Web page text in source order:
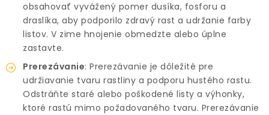
obsahovať vyvážený pomer dusíka, fosforu a
draslíka, aby podporilo zdravý rast a udržanie farby
listov. V zime hnojenie obmedzte alebo úplne
zastavte.
Prerezávanie: Prerezávanie je dôležité pre
udržiavanie tvaru rastliny a podporu hustého rastu.
Odstráňte staré alebo poškodené listy a výhonky,
ktoré rastú mimo požadovaného tvaru. Prerezávanie